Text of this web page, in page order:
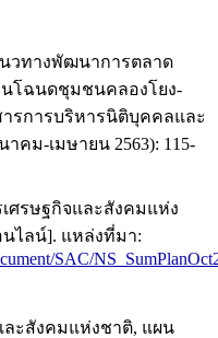
วทางพัฒนาการตลาด
โฉนดชุมชนคลองโยง-
รการบริหารนิติบุคคลและ
คม-เมษายน 2563): 115-
รษฐกิจและสังคมแห่ง
ไลน์]. แหล่งที่มา:
SAC/
ะสังคมแห่งชาติ, แผน